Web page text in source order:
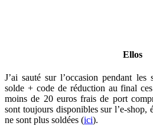
Ellos
J’ai sauté sur l’occasion pendant les
solde + code de réduction au final
moins de 20 euros frais de port
sont toujours disponibles sur l’e-shop,
ne sont plus soldées (ici).